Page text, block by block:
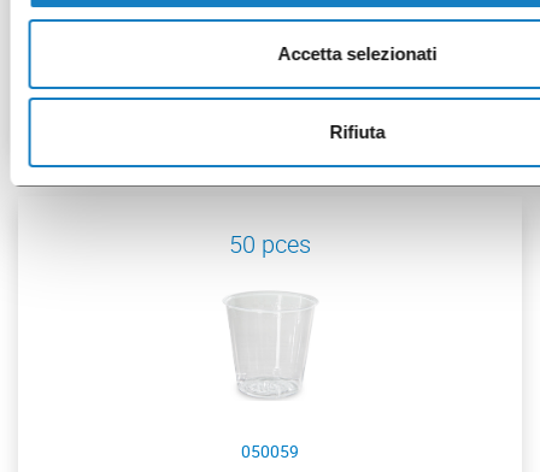
Accetta selezionati
Rifiuta
G.400cc PP Super
50 pces
050059